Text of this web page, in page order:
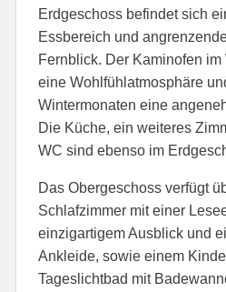
Erdgeschoss befindet sich
Essbereich und
Fernblick. Der Kaminofen
eine Wohlfühlatmosphäre
Wintermonaten eine
Die Küche, ein weiteres
WC sind ebenso im
Das Obergeschoss verfügt
Schlafzimmer mit einer
einzigartigem Ausblick und
Ankleide, sowie einem
Tageslichtbad mit